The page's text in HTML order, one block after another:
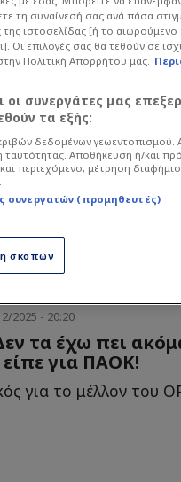
άρθρα του
στον φίλαθλο.
2025 - 20:20
τα έχω πει
για ΠΑΟΚ!
τη συναίνεσή σας ανά πάσα
ιστοσελίδας [ή το
Οι επιλογές σας θα τεθούν σε
Πολιτική Απορρήτου μας.
οι συνεργάτες μας
τα εξής:
δεδομένων γεωεντοπισμού.
ταυτότητας. Αποθήκευση ή/και
περιεχόμενο, μέτρηση
συνεργατών (προμηθευτές)
σκοπών